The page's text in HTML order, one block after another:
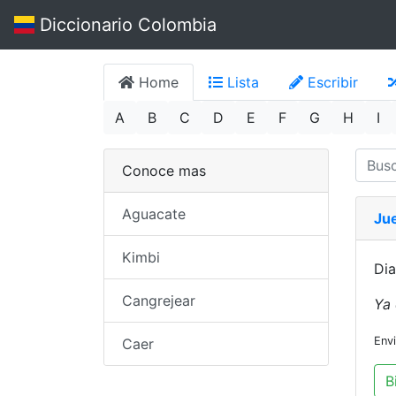
Diccionario Colombia
Home Lista Escribir
A
B C D E F G H I
Ya
Conoce mas
Aguacate
Kimbi
Cangrejear
Caer